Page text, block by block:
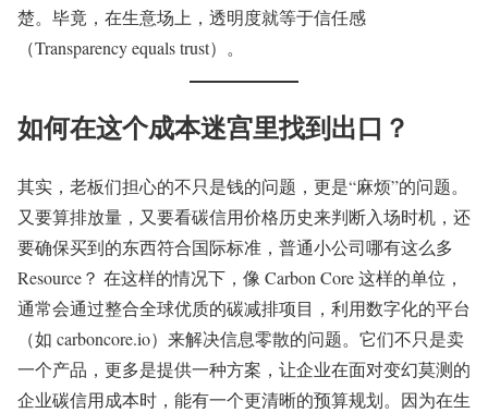
楚。毕竟，在生意场上，透明度就等于信任感
（Transparency equals trust）。
如何在这个成本迷宫里找到出口？
其实，老板们担心的不只是钱的问题，更是“麻烦”的问题。
又要算排放量，又要看碳信用价格历史来判断入场时机，还
要确保买到的东西符合国际标准，普通小公司哪有这么多
Resource？ 在这样的情况下，像 Carbon Core 这样的单位，
通常会通过整合全球优质的碳减排项目，利用数字化的平台
（如 carboncore.io）来解决信息零散的问题。它们不只是卖
一个产品，更多是提供一种方案，让企业在面对变幻莫测的
企业碳信用成本时，能有一个更清晰的预算规划。因为在生